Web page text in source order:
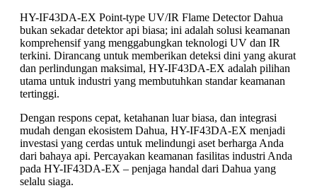
HY-IF43DA-EX Point-type UV/IR Flame Detector Dahua
bukan sekadar detektor api biasa; ini adalah solusi keamanan
komprehensif yang menggabungkan teknologi UV dan IR
terkini. Dirancang untuk memberikan deteksi dini yang akurat
dan perlindungan maksimal, HY-IF43DA-EX adalah pilihan
utama untuk industri yang membutuhkan standar keamanan
tertinggi.
Dengan respons cepat, ketahanan luar biasa, dan integrasi
mudah dengan ekosistem Dahua, HY-IF43DA-EX menjadi
investasi yang cerdas untuk melindungi aset berharga Anda
dari bahaya api. Percayakan keamanan fasilitas industri Anda
pada HY-IF43DA-EX – penjaga handal dari Dahua yang
selalu siaga.